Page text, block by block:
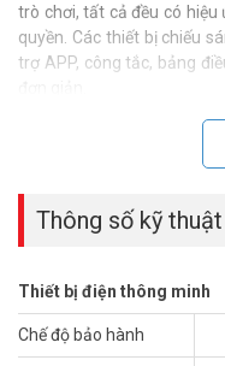
trò chơi, tất cả đều có
quyền. Các thiết bị chiếu
trợ APP, công tắc, bảng
Nhà
– Không nhấp nháy đèn khi
– Hoạt động theo ngữ
– Ánh sáng tự nhiên với
– Vị trí lắp: Trần nhà góc
Thông số kỹ thuật
Thiết bị điện thông minh
Chế độ bảo hành